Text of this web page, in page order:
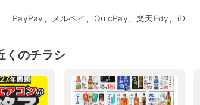
PayPay、メルペイ、QuicPay、楽天Edy、iD
くのチラシ